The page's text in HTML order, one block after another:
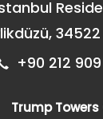
+90 212
Trump Towers